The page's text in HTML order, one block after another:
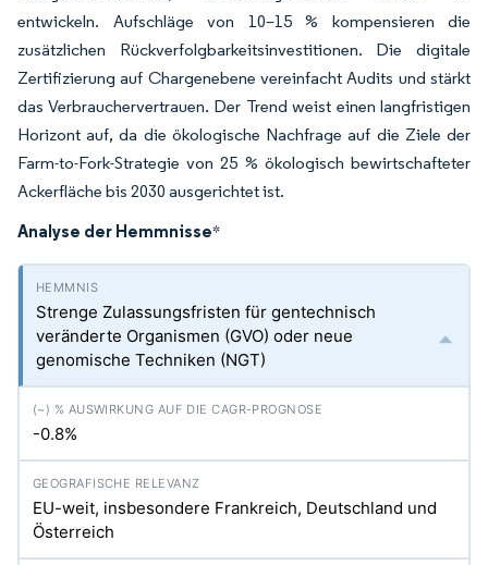
entwickeln. Aufschläge von 10–15 % kompensieren die
zusätzlichen Rückverfolgbarkeitsinvestitionen. Die digitale
Zertifizierung auf Chargenebene vereinfacht Audits und stärkt
das Verbrauchervertrauen. Der Trend weist einen langfristigen
Horizont auf, da die ökologische Nachfrage auf die Ziele der
Farm-to-Fork-Strategie von 25 % ökologisch bewirtschafteter
Ackerfläche bis 2030 ausgerichtet ist.
Analyse der Hemmnisse*
Strenge Zulassungsfristen für gentechnisch
veränderte Organismen (GVO) oder neue
genomische Techniken (NGT)
-0.8%
EU-weit, insbesondere Frankreich, Deutschland und
Österreich